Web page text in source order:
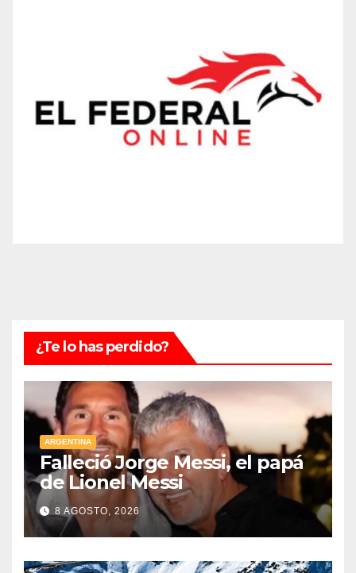
¿Te lo has perdido?
ARGENTINA
Falleció Jorge Messi, el papá
de Lionel Messi
8 AGOSTO, 2026